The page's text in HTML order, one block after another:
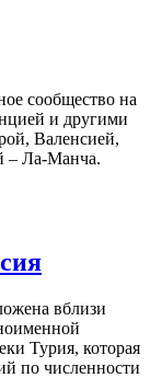
сообщество на
и другими
Валенсией,
– Ла-Манча.
вблизи
Турия, которая
по численности